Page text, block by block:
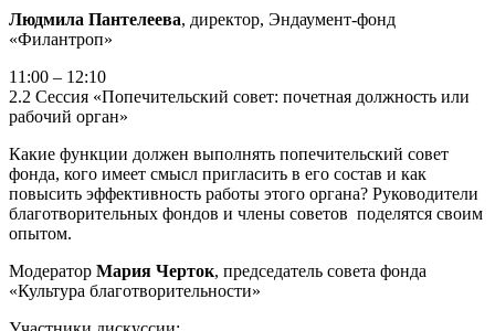
Людмила Пантелеева, директор, Эндаумент-фонд
«Филантроп»
11:00 – 12:10
2.2 Сессия «Попечительский совет: почетная должность или
рабочий орган»
Какие функции должен выполнять попечительский совет
фонда, кого имеет смысл пригласить в его состав и как
повысить эффективность работы этого органа? Руководители
благотворительных фондов и члены советов поделятся своим
опытом.
Модератор Мария Черток, председатель совета фонда
«Культура благотворительности»